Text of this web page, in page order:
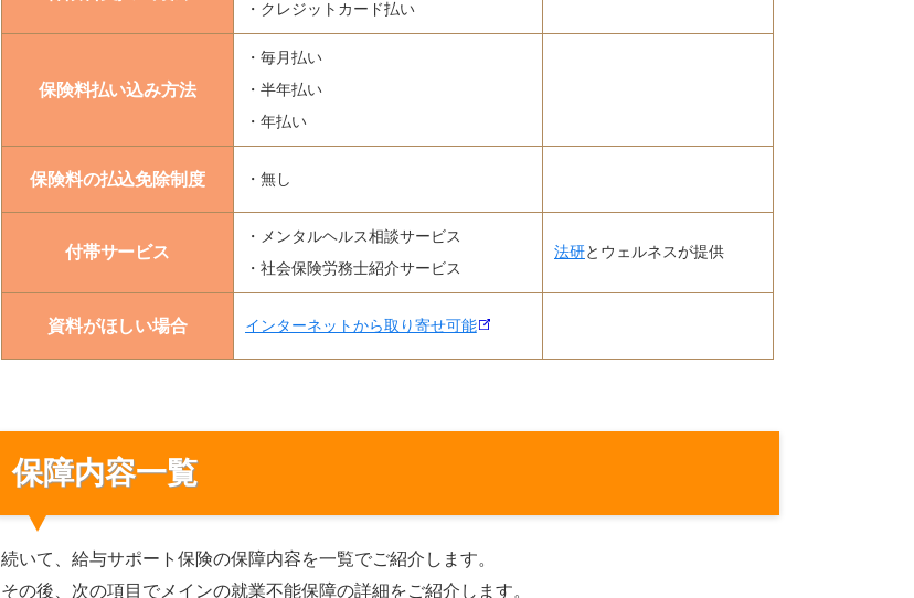
・クレジットカード払い
保険料払い込み方法
・毎月払い
・半年払い
・年払い
保険料の払込免除制度 ・無し
付帯サービス
・メンタルヘルス相談サービス
・社会保険労務士紹介サービス
法研とウェルネスが提供
資料がほしい場合 インターネットから取り寄せ可能
保障内容一覧
続いて、給与サポート保険の保障内容を一覧でご紹介します。
その後、次の項目でメインの就業不能保障の詳細をご紹介します。